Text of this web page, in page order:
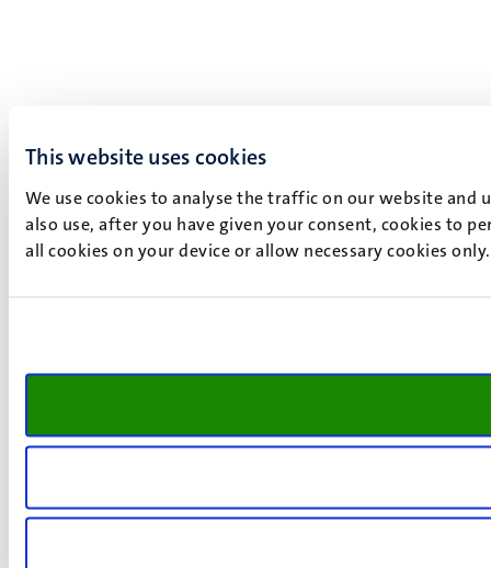
This website uses cookies
We use cookies to analyse the traffic on our website and
also use, after you have given your consent, cookies to
all cookies on your device or allow necessary cookies